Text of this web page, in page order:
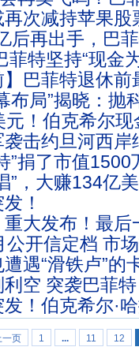
次减持苹果股
后再出手，巴
菲特坚持“现金
】巴菲特退休
增至3817亿美
值20亿美元储
布局”揭晓：
亿美元“弹
元！伯克希尔
写年度致股东
击约旦河西
巴菲特加速“交
”捐了市值
分红就好
”，大赚134亿
！
大发布！最后
公开信定档 市
遇“滑铁卢”的
，高管称“一分
空 突袭巴菲
！伯克希尔·
多因素正在朝
一页 1 ... 11 12